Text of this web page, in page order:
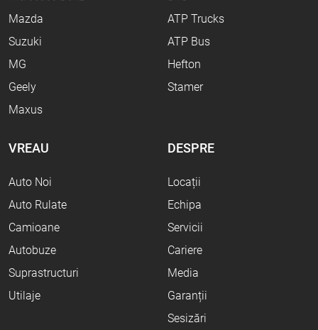
Mazda
Suzuki
MG
Geely
Maxus
ATP Trucks
ATP Bus
Hefton
Stamer
VREAU
Auto Noi
Auto Rulate
Camioane
Autobuze
Suprastructuri
Utilaje
DESPRE
Locații
Echipa
Servicii
Cariere
Media
Garanții
Sesizări